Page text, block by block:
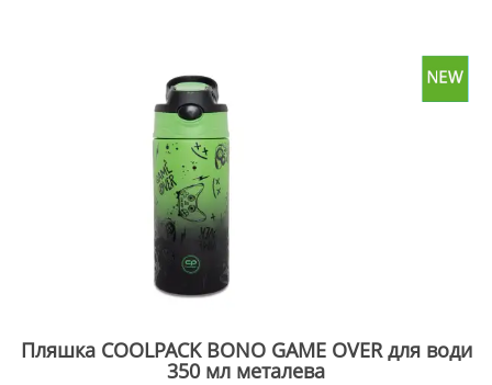
Пляшка COOLPACK BONO GAME OVER для води
350 мл металева